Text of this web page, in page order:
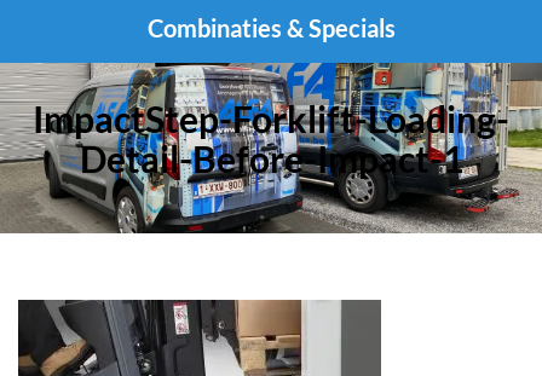
Combinaties & Specials
ImpactStep-Forklift-Loading-
Detail-Before-Impact-1